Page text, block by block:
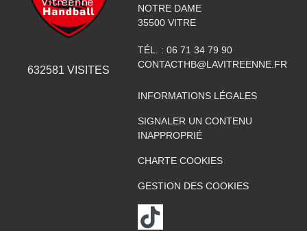
632581 VISITES
NOTRE DAME
35500 VITRE
TÉL. : 06 71 34 79 90
CONTACTHB@LAVITREENNE.FR
INFORMATIONS LÉGALES
SIGNALER UN CONTENU
INAPPROPRIÉ
CHARTE COOKIES
GESTION DES COOKIES